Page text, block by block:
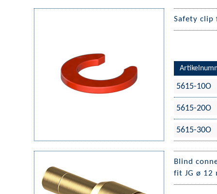
Safety clip
5615-10O
5615-20O
5615-30O
Blind
fit JG ø 12